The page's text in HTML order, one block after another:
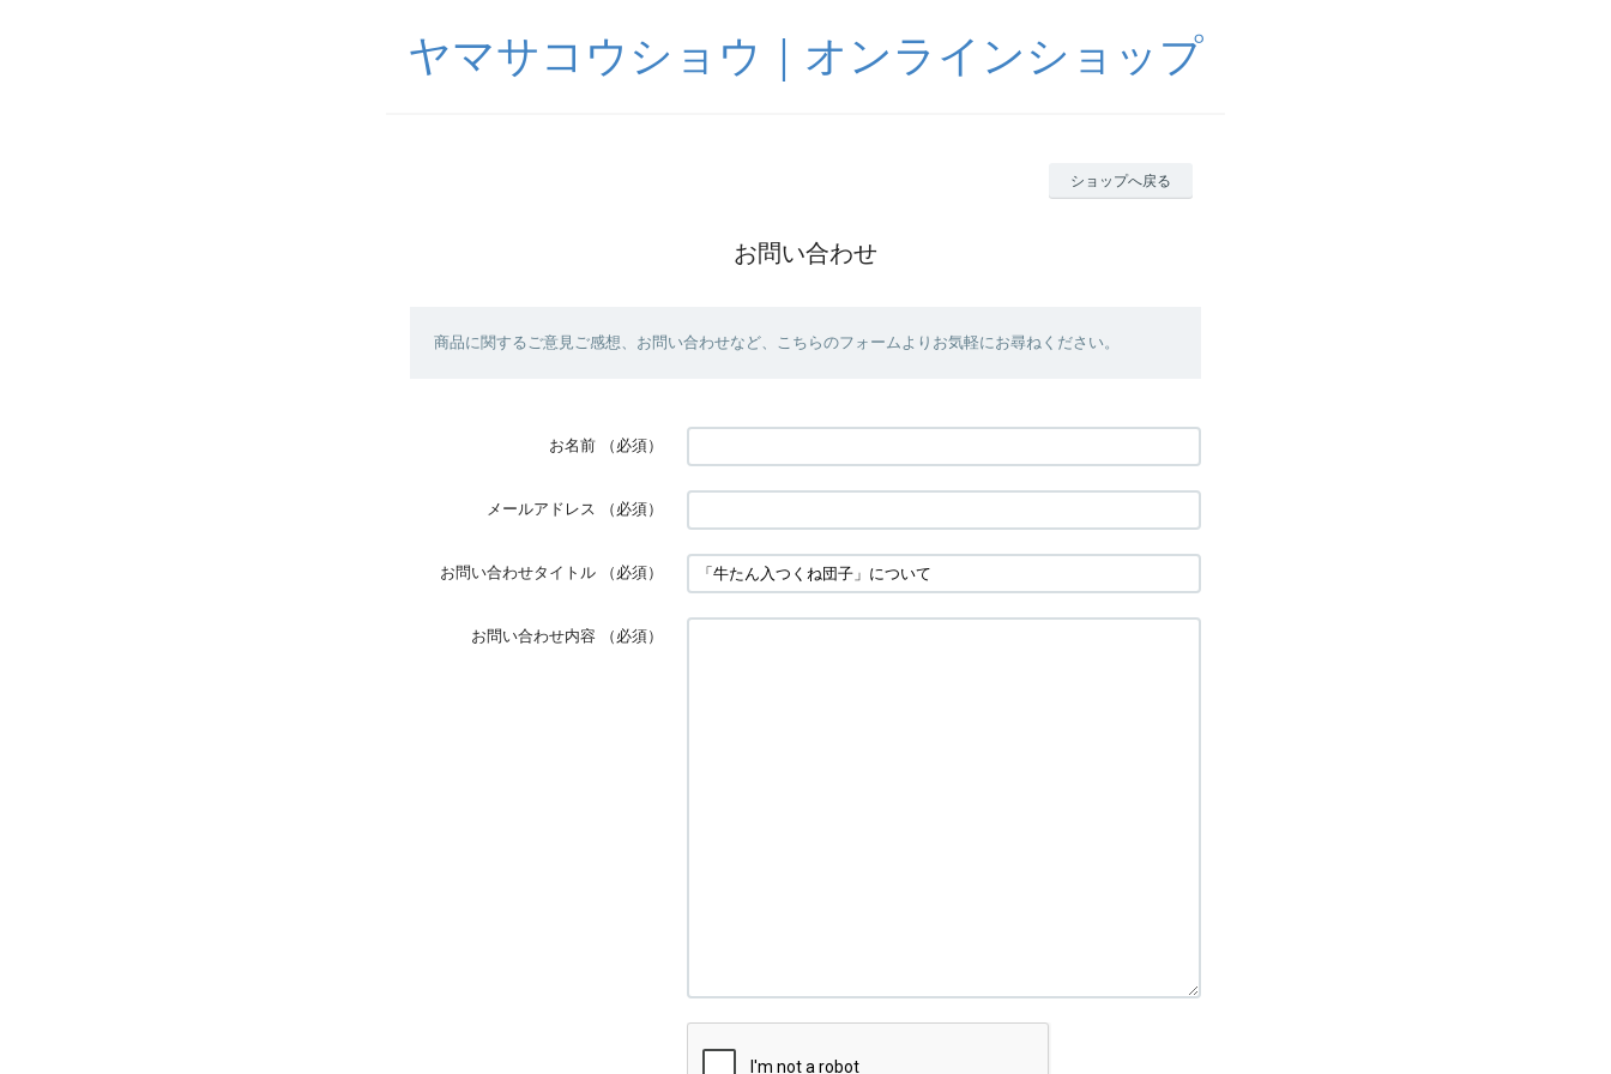
ヤマサコウショウ｜オンラインショップ
ショップへ戻る
お問い合わせ
商品に関するご意見ご感想、お問い合わせなど、こちらのフォームよりお気軽にお尋ねください。
お名前 （必須）
メールアドレス （必須）
お問い合わせタイトル （必須）
お問い合わせ内容 （必須）